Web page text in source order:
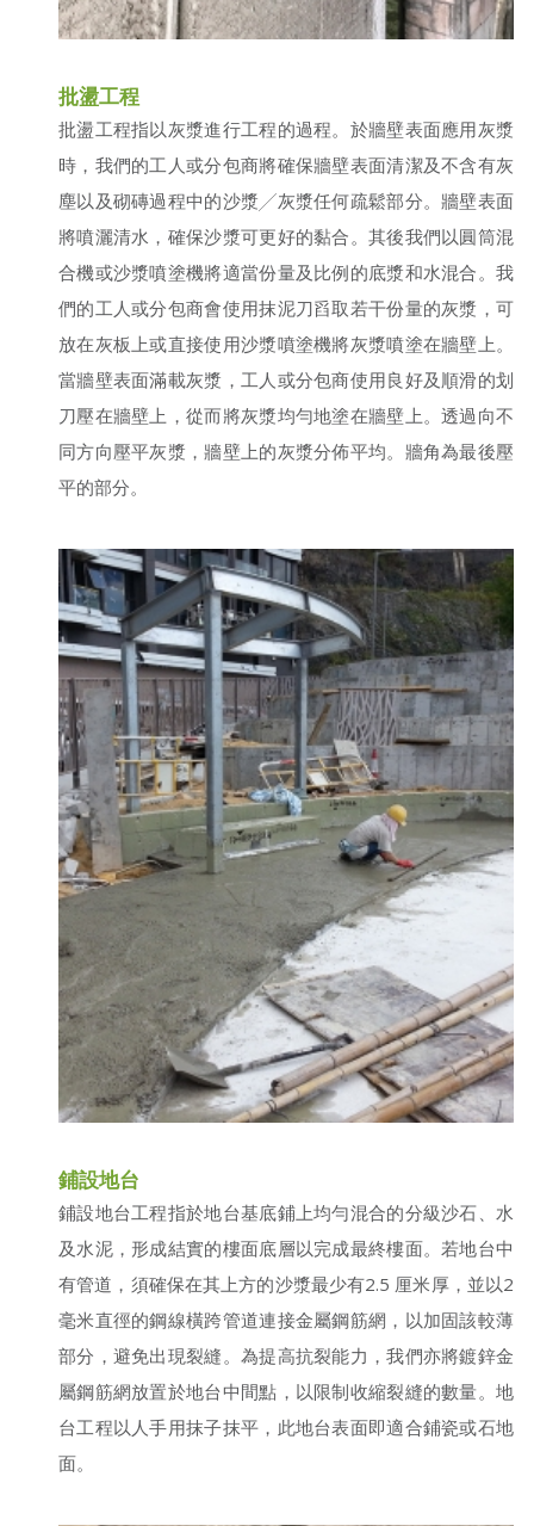
批盪工程
批盪工程指以灰漿進行工程的過程。於牆壁表面應用灰漿
時，我們的工人或分包商將確保牆壁表面清潔及不含有灰
塵以及砌磚過程中的沙漿╱灰漿任何疏鬆部分。牆壁表面
將噴灑清水，確保沙漿可更好的黏合。其後我們以圓筒混
合機或沙漿噴塗機將適當份量及比例的底漿和水混合。我
們的工人或分包商會使用抹泥刀舀取若干份量的灰漿，可
放在灰板上或直接使用沙漿噴塗機將灰漿噴塗在牆壁上。
當牆壁表面滿載灰漿，工人或分包商使用良好及順滑的划
刀壓在牆壁上，從而將灰漿均勻地塗在牆壁上。透過向不
同方向壓平灰漿，牆壁上的灰漿分佈平均。牆角為最後壓
平的部分。
鋪設地台
鋪設地台工程指於地台基底鋪上均勻混合的分級沙石、水
及水泥，形成結實的樓面底層以完成最終樓面。若地台中
有管道，須確保在其上方的沙漿最少有2.5 厘米厚，並以2
毫米直徑的鋼線橫跨管道連接金屬鋼筋網，以加固該較薄
部分，避免出現裂縫。為提高抗裂能力，我們亦將鍍鋅金
屬鋼筋網放置於地台中間點，以限制收縮裂縫的數量。地
台工程以人手用抹子抹平，此地台表面即適合鋪瓷或石地
面。